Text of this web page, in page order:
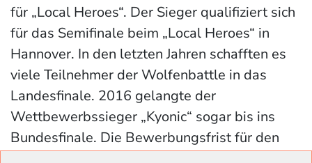
für „Local Heroes“. Der Sieger qualifiziert sich
für das Semifinale beim „Local Heroes“ in
Hannover. In den letzten Jahren schafften es
viele Teilnehmer der Wolfenbattle in das
Landesfinale. 2016 gelangte der
Wettbewerbssieger „Kyonic“ sogar bis ins
Bundesfinale. Die Bewerbungsfrist für den